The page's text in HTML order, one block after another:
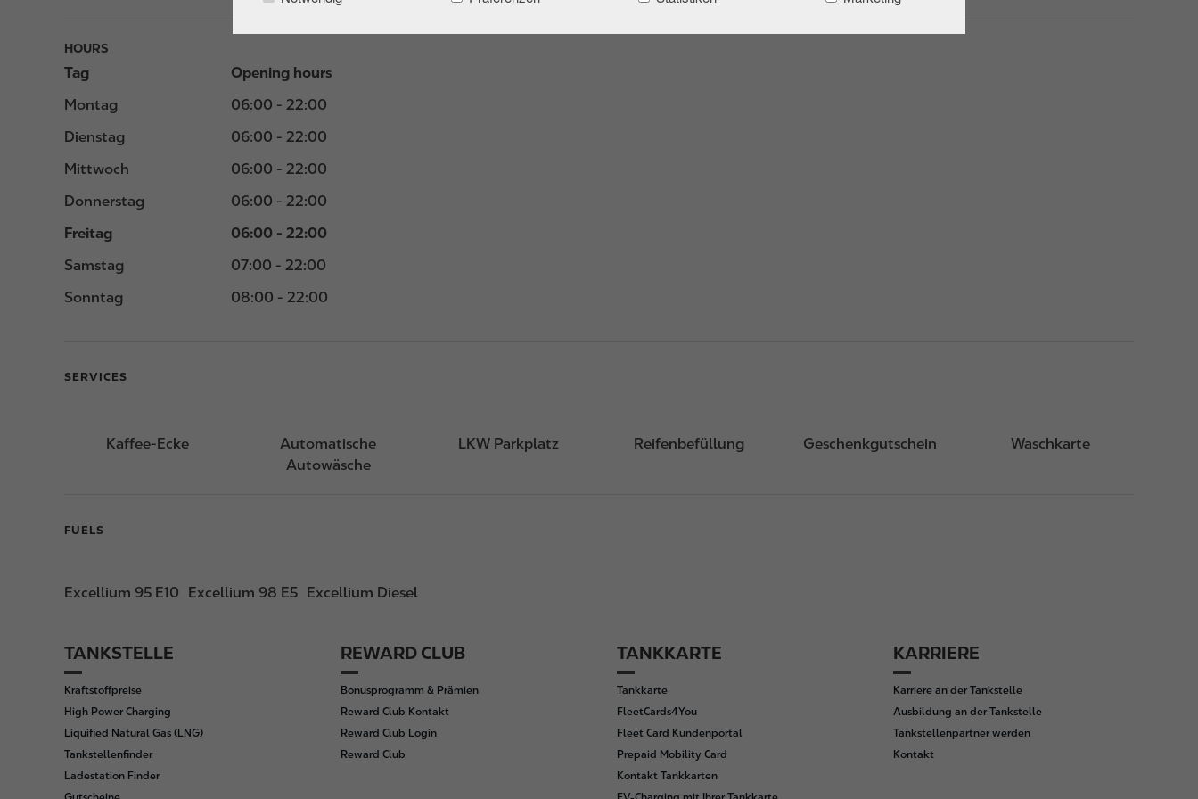
HOURS
Tag
Opening hours
Montag
06:00 - 22:00
Dienstag
06:00 - 22:00
Mittwoch
06:00 - 22:00
Donnerstag
06:00 - 22:00
Freitag
06:00 - 22:00
Samstag
07:00 - 22:00
Sonntag
08:00 - 22:00
SERVICES
Kaffee-Ecke
Automatische
Autowäsche
LKW Parkplatz Reifenbefüllung Geschenkgutschein Waschkarte
FUELS
Excellium 95 E10 Excellium 98 E5 Excellium Diesel
F
o
o
t
e
r
TANKSTELLE
Kraftstoffpreise
High Power Charging
Liquified Natural Gas (LNG)
Tankstellenfinder
Ladestation Finder
REWARD CLUB
Bonusprogramm & Prämien
Reward Club Kontakt
Reward Club Login
Reward Club
TANKKARTE
Tankkarte
FleetCards4You
Fleet Card Kundenportal
Prepaid Mobility Card
Kontakt Tankkarten
KARRIERE
Karriere an der Tankstelle
Ausbildung an der Tankstelle
Tankstellenpartner werden
Kontakt